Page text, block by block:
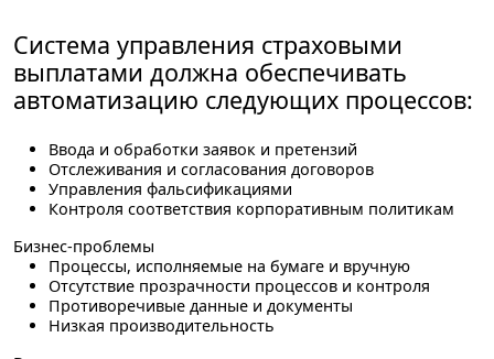
Система управления страховыми
выплатами должна обеспечивать
автоматизацию следующих процессов:
Ввода и обработки заявок и претензий
Отслеживания и согласования договоров
Управления фальсификациями
Контроля соответствия корпоративным политикам
Бизнес-проблемы
Процессы, исполняемые на бумаге и вручную
Отсутствие прозрачности процессов и контроля
Противоречивые данные и документы
Низкая производительность